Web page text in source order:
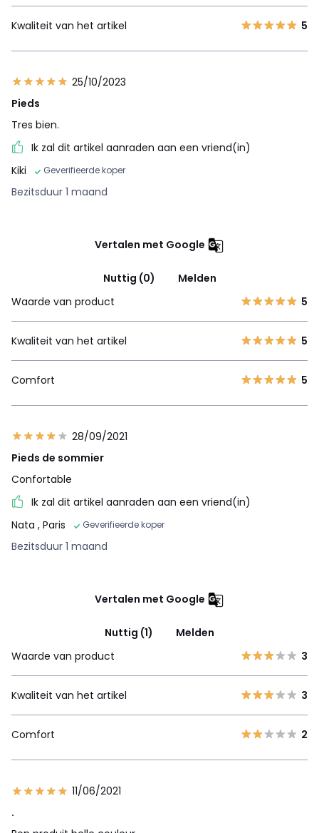
Kwaliteit van het artikel 5
25/10/2023
Pieds
Tres bien.
Ik zal dit artikel aanraden aan een vriend(in)
Kiki
Geverifieerde koper
Bezitsduur 1 maand
Vertalen met Google
Nuttig (0)
Melden
Waarde van product
5
Kwaliteit van het artikel 5
Comfort 5
28/09/2021
Pieds de sommier
Confortable
Ik zal dit artikel aanraden aan een vriend(in)
Nata , Paris Geverifieerde koper
Bezitsduur 1 maand
Vertalen met Google
Nuttig (1)
Melden
Waarde van product
3
Kwaliteit van het artikel 3
Comfort 2
11/06/2021
.